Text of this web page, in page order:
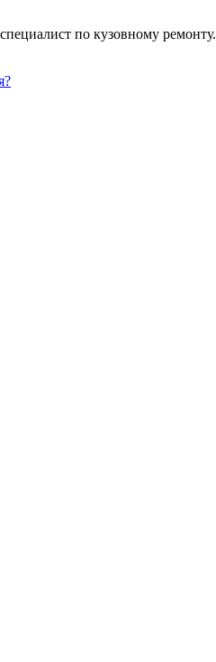
по кузовному ремонту.